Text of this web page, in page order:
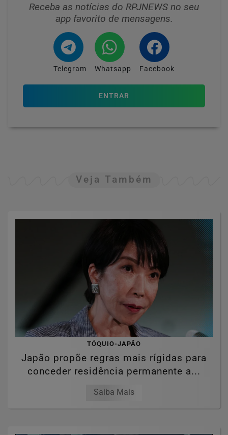
Receba as notícias do RPJNEWS no seu
app favorito de mensagens.
Telegram Whatsapp Facebook
ENTRAR
Veja Também
TÓQUIO-JAPÃO
Japão propõe regras mais rígidas para
conceder residência permanente a...
Saiba Mais